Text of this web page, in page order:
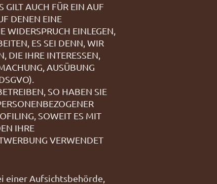
GILT AUCH FÜR EIN AUF
DENEN EINE
WIDERSPRUCH EINLEGEN,
ES SEI DENN, WIR
DIE IHRE INTERESSEN,
AUSÜBUNG
SO HABEN SIE
SOWEIT ES MIT
IHRE
VERWENDET
einer Aufsichtsbehörde,